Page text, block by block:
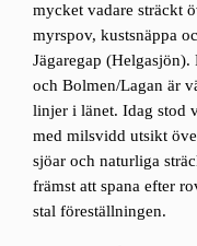
mycket vadare sträckt
myrspov, kustsnäppa
Jägaregap
och Bolmen/Lagan är
linjer i länet. Idag stod
med milsvidd utsikt
sjöar och naturliga
främst att spana efter
stal föreställningen.